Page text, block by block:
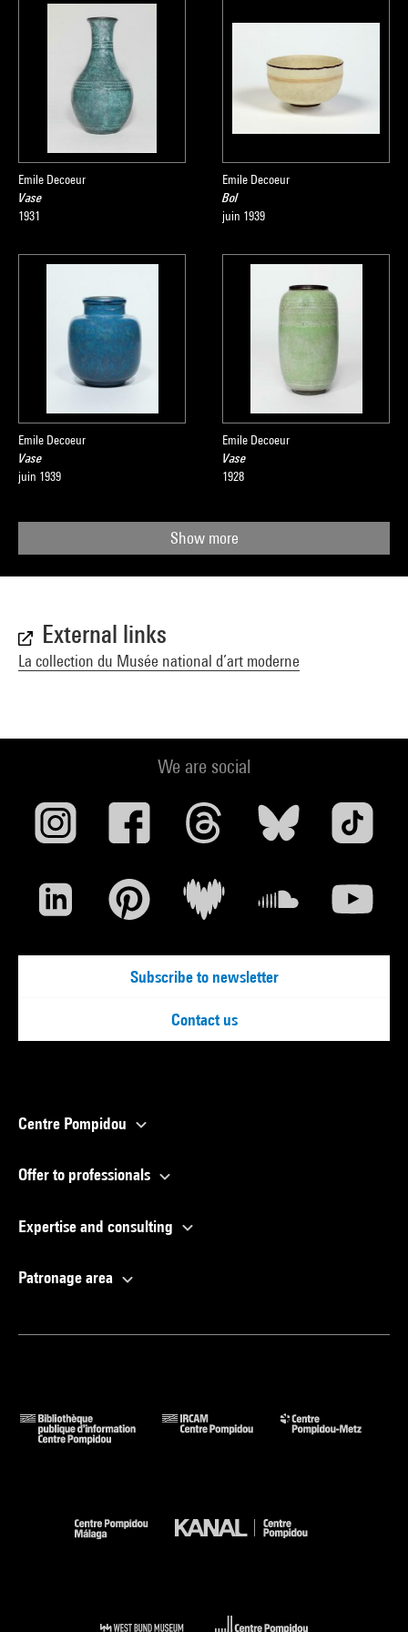
Emile Decoeur
Vase
1931
Emile Decoeur
Bol
juin 1939
Emile Decoeur
Vase
juin 1939
Emile Decoeur
Vase
1928
Show more
External links
La collection du Musée national d’art moderne
We are social
Subscribe to newsletter
Contact us
Centre Pompidou
Offer to professionals
Expertise and consulting
Patronage area